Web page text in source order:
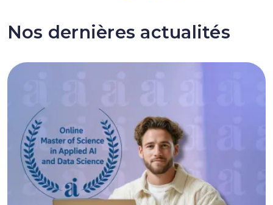
Nos dernières actualités